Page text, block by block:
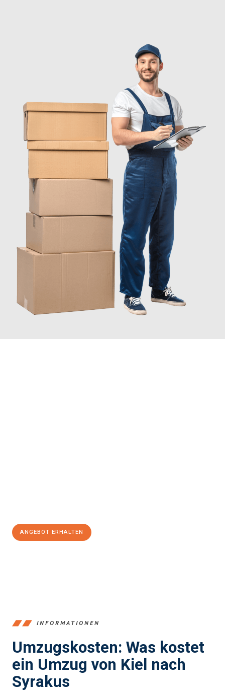
ANGEBOT ERHALTEN
INFORMATIONEN
Umzugskosten: Was kostet
ein Umzug von Kiel nach
Syrakus